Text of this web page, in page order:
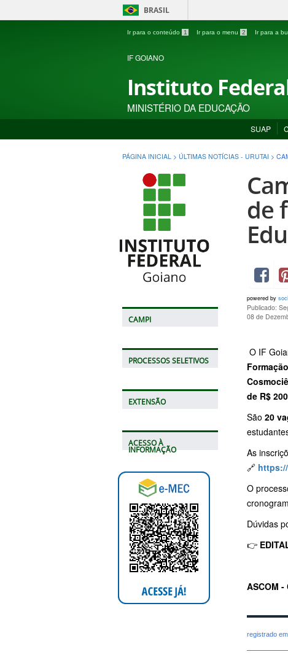
BRASIL
Ir para o conteúdo 1 Ir para o menu 2 Ir para a
IF GOIANO
Instituto
MINISTÉRIO DA EDUCAÇÃO
SUAP
PÁGINA INICIAL > ÚLTIMAS NOTÍCIAS - URUTAI >
CAMPI
PROCESSOS SELETIVOS
EXTENSÃO
ACESSO À
INFORMAÇÃO
de
powered by
Publicado:
08 de
O IF
de R$
São 20
As
🔗
O
Dúvidas
👉
ASCOM -
registrado